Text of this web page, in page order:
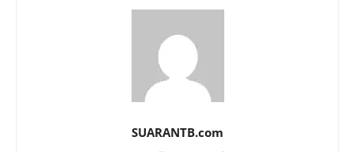
SUARANTB.com